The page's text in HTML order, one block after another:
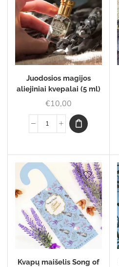
Juodosios magijos
aliejiniai kvepalai (5 ml)
€10,00
Kvapų maišelis Song of